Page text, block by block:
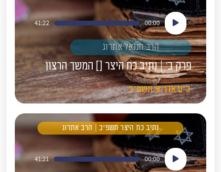
נגן
אודיו
00:00
41:22
הרב חננאל אתרוג
פרק ב' | נתיב כח היצר [] המשך הרצון
כ"טאדר א'תשפ"ב
נתיב כח היצר תשפ"ב | הרב אתרוג
נגן
אודיו
00:00
41:21